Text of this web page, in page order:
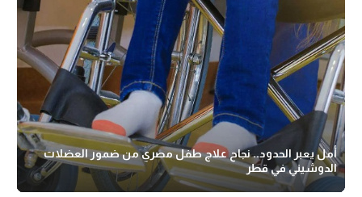
أمل يعبر الحدود.. نجاح علاج طفل مصري من ضمور العضلات
الدوشيني في قطر